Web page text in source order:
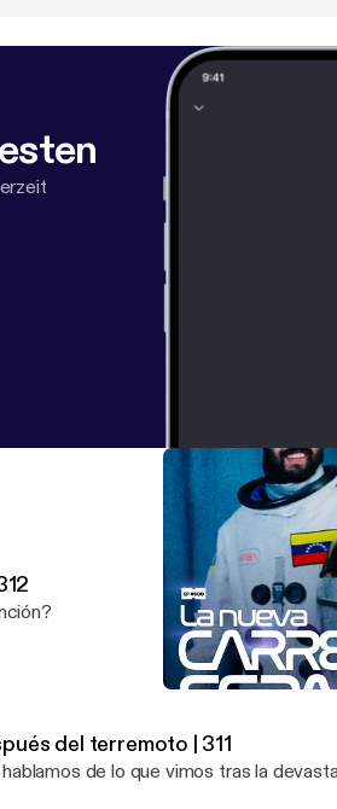
del terremoto | 311
de lo que vimos tras la